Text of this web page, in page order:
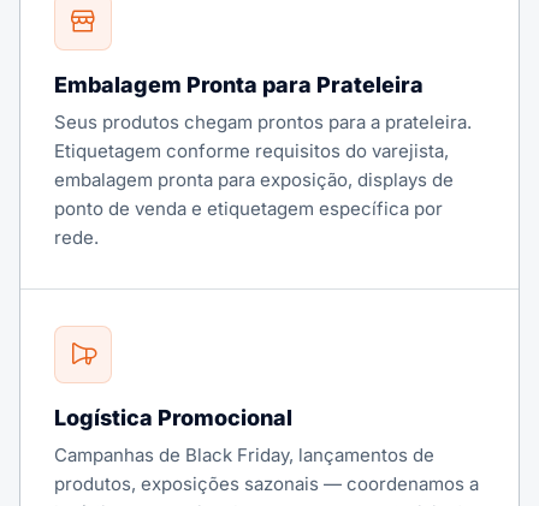
Embalagem Pronta para Prateleira
Seus produtos chegam prontos para a prateleira.
Etiquetagem conforme requisitos do varejista,
embalagem pronta para exposição, displays de
ponto de venda e etiquetagem específica por
rede.
Logística Promocional
Campanhas de Black Friday, lançamentos de
produtos, exposições sazonais — coordenamos a